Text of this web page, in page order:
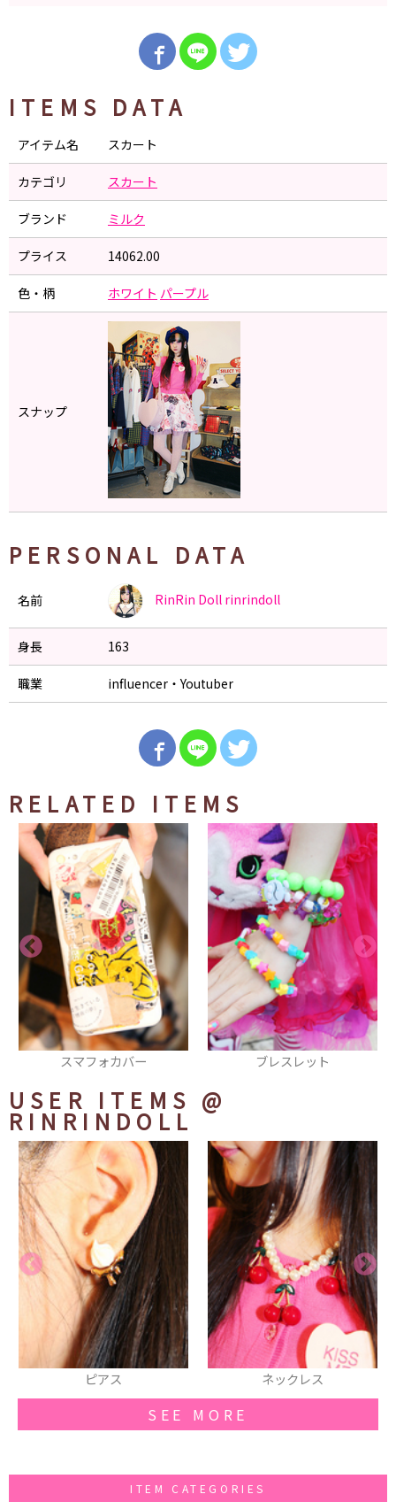
ITEMS DATA
アイテム名 スカート
カテゴリ スカート
ブランド ミルク
プライス 14062.00
色・柄 ホワイト パープル
スナップ
PERSONAL DATA
名前 RinRin Doll rinrindoll
身長 163
職業 influencer・Youtuber
RELATED ITEMS
ブレスレット スマホカバー
USER ITEMS @
RINRINDOLL
ネックレス ネックレス
SEE MORE
ITEM CATEGORIES